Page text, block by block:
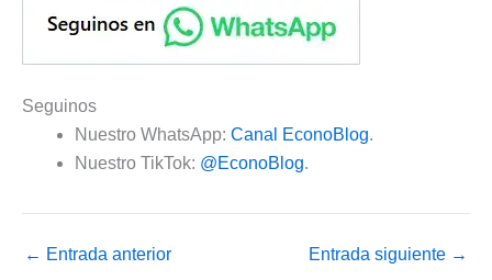
Seguinos
Nuestro WhatsApp: Canal EconoBlog.
Nuestro TikTok: @EconoBlog.
← Entrada anterior Entrada siguiente →